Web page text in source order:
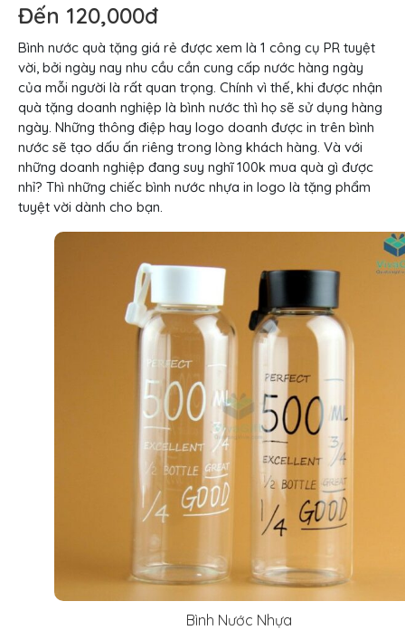
Đến 120,000đ
Bình nước quà tặng giá rẻ được xem là 1 công cụ PR tuyệt
vời, bởi ngày nay nhu cầu cần cung cấp nước hàng ngày
của mỗi người là rất quan trọng. Chính vì thế, khi được nhận
quà tặng doanh nghiệp là bình nước thì họ sẽ sử dụng hàng
ngày. Những thông điệp hay logo doanh được in trên bình
nước sẽ tạo dấu ấn riêng trong lòng khách hàng. Và với
những doanh nghiệp đang suy nghĩ 100k mua quà gì được
nhỉ? Thì những chiếc bình nước nhựa in logo là tặng phẩm
tuyệt vời dành cho bạn.
Bình Nước Nhựa